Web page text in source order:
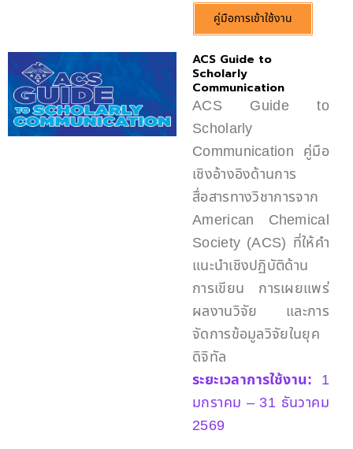
คู่มือการเข้าใช้งาน
ACS Guide to
Scholarly
Communication
ACS Guide to
Scholarly
Communication คู่มือ
เชิงอ้างอิงด้านการ
สื่อสารทางวิชาการจาก
American Chemical
Society (ACS) ที่ให้คำ
แนะนำเชิงปฏิบัติด้าน
การเขียน การเผยแพร่
ผลงานวิจัย และการ
จัดการข้อมูลวิจัยในยุค
ดิจิทัล
ระยะเวลาการใช้งาน: 1
มกราคม – 31 ธันวาคม
2569